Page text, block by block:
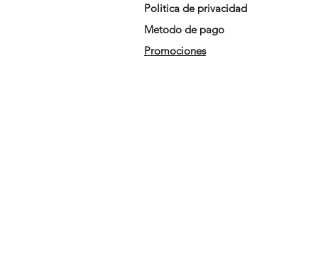
Politica de privacidad
Metodo de pago
Promociones